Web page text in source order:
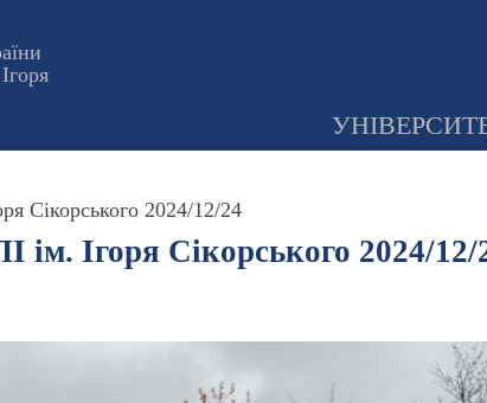
Сікорського 2024/12/24
ім. Ігоря Сікорського 2024/12/